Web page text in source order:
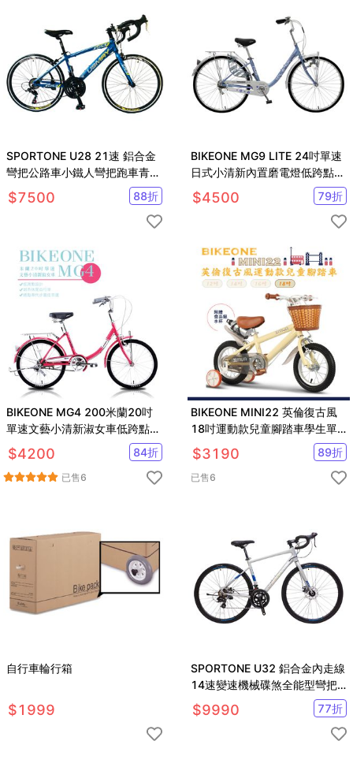
SPORTONE U28 21速 鋁合金
彎把公路車小鐵人彎把跑車青少
年入門專屬公路車推薦款
$7500 88折
BIKEONE MG9 LITE 24吋單速
日式小清新內置磨電燈低跨點設
計淑女車復古式美學
$4500 79折
BIKEONE MG4 200米蘭20吋
單速文藝小清新淑女車低跨點設
計城市休閒自行車
$4200 84折
已售6
BIKEONE MINI22 英倫復古風
18吋運動款兒童腳踏車學生單
車入門款男童女童幼兒輔助輪三
輪車
$3190 89折
已售6
自行車輪行箱
$1999
SPORTONE U32 鋁合金內走線
14速變速機械碟煞全能型彎把
公路車煞變合一
$9990 77折